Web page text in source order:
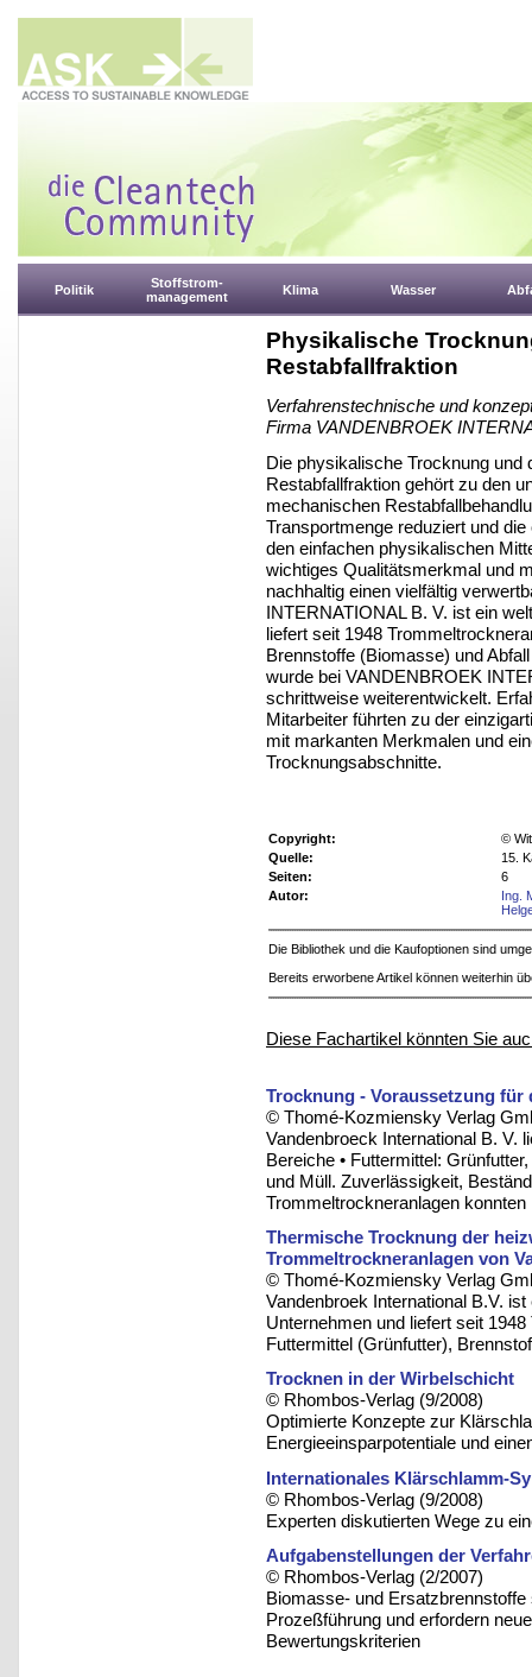
Politik
Stoffstrom-
management
Klima Wasser
Physikalische
Restabfallfraktion
Verfahrenstechnische und
Firma VANDENBROEK
Die physikalische Trocknung und
Restabfallfraktion gehört zu den
mechanischen
Transportmenge reduziert und
den einfachen physikalischen
wichtiges Qualitätsmerkmal und
nachhaltig einen vielfältig
INTERNATIONAL B. V. ist ein
liefert seit 1948
Brennstoffe (Biomasse) und
wurde bei VANDENBROEK
schrittweise weiterentwickelt.
Mitarbeiter führten zu der
mit markanten Merkmalen und
Trocknungsabschnitte.
Copyright:
©
Quelle:
15.
Seiten:
6
Autor:
Ing.
Die Bibliothek und die Kaufoptionen sind
Bereits erworbene Artikel können weiterhin
Diese Fachartikel könnten Sie
Trocknung - Voraussetzung
© Thomé-Kozmiensky Verlag
Vandenbroeck International B. V.
Bereiche • Futtermittel:
und Müll. Zuverlässigkeit,
Trommeltrockneranlagen
Thermische Trocknung der
Trommeltrockneranlagen von
© Thomé-Kozmiensky Verlag
Vandenbroek International B.V.
Unternehmen und liefert seit
Futtermittel (Grünfutter),
Trocknen in der Wirbelschicht
© Rhombos-Verlag (9/2008)
Optimierte Konzepte zur
Energieeinsparpotentiale und
Internationales Klärschlamm-
© Rhombos-Verlag (9/2008)
Experten diskutierten Wege zu
Aufgabenstellungen der
© Rhombos-Verlag (2/2007)
Biomasse- und
Prozeßführung und erfordern
Bewertungskriterien